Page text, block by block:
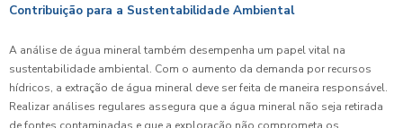
Contribuição para a Sustentabilidade Ambiental
A análise de água mineral também desempenha um papel vital na
sustentabilidade ambiental. Com o aumento da demanda por recursos
hídricos, a extração de água mineral deve ser feita de maneira responsável.
Realizar análises regulares assegura que a água mineral não seja retirada
de fontes contaminadas e que a exploração não comprometa os